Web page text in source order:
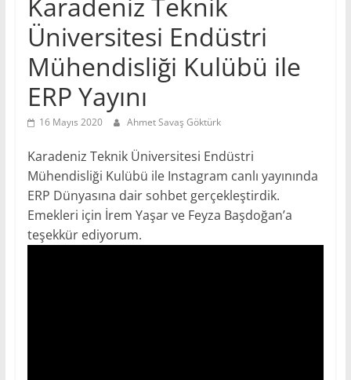
Karadeniz Teknik
Üniversitesi Endüstri
Mühendisliği Kulübü ile
ERP Yayını
16 Mayıs 2020 Ahmet Savaş Göktürk
Karadeniz Teknik Üniversitesi Endüstri
Mühendisliği Kulübü ile Instagram canlı yayınında
ERP Dünyasına dair sohbet gerçekleştirdik.
Emekleri için İrem Yaşar ve Feyza Başdoğan’a
teşekkür ediyorum.